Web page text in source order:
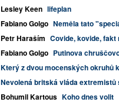
Lesley Keen lifeplan
Fabiano Golgo Neměla tato
Petr Haraším Covide, kovide, fakt
Fabiano Golgo Putinova
Který z dvou mocenských okruhů
Nevolená britská vláda extremistů
Bohumil Kartous Koho dnes volit